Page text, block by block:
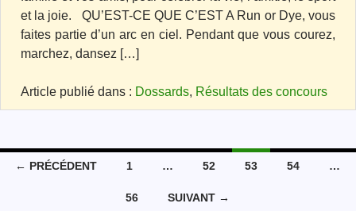
et la joie. QU’EST-CE QUE C’EST A Run or Dye, vous
faites partie d’un arc en ciel. Pendant que vous courez,
marchez, dansez […]
Article publié dans : Dossards, Résultats des concours
Navigation des articles
← PRÉCÉDENT 1 … 52 53 54 …
56 SUIVANT →